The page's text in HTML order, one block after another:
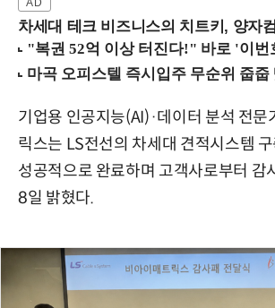
차세대 테크 비즈니스의 치트키, 양자컴퓨팅 기회를 선점하
기업용 인공지능(AI)·데이터 분석 전문
릭스는 LS전선의 차세대 견적시스템
성공적으로 완료하며 고객사로부터 감
8일 밝혔다.